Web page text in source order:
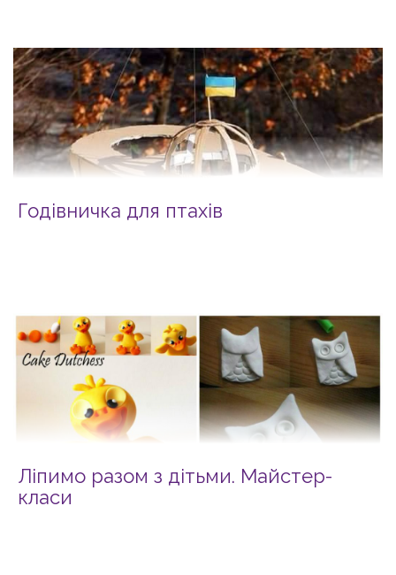
Годівничка для птахів
Ліпимо разом з дітьми. Майстер-
класи